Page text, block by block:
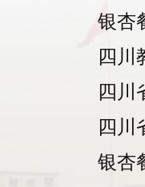
银杏
四川
四川
四川
银杏